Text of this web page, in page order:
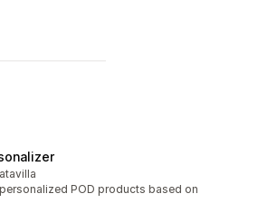
POD products based on